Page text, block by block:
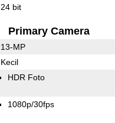
24 bit
Primary Camera
13-MP
Kecil
HDR Foto
1080p/30fps